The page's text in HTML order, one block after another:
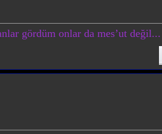
gördüm onlar da mes’ut değil...